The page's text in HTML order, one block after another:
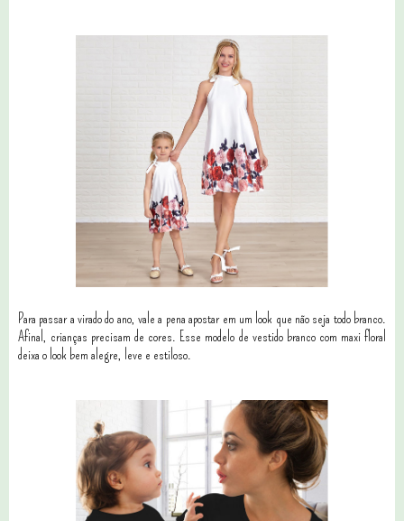
Para passar a virado do ano, vale a pena apostar em um look que não seja todo branco.
Afinal, crianças precisam de cores. Esse modelo de vestido branco com maxi floral
deixa o look bem alegre, leve e estiloso.